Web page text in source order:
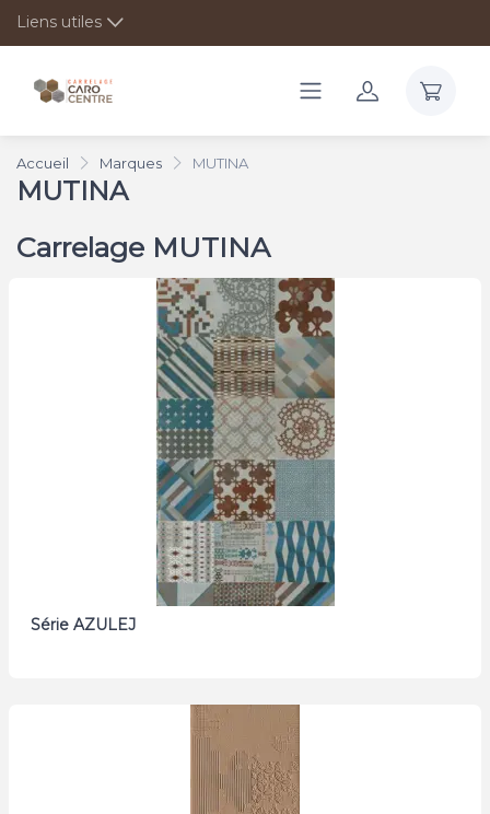
Liens utiles
Accueil Marques MUTINA
MUTINA
Carrelage MUTINA
Série AZULEJ